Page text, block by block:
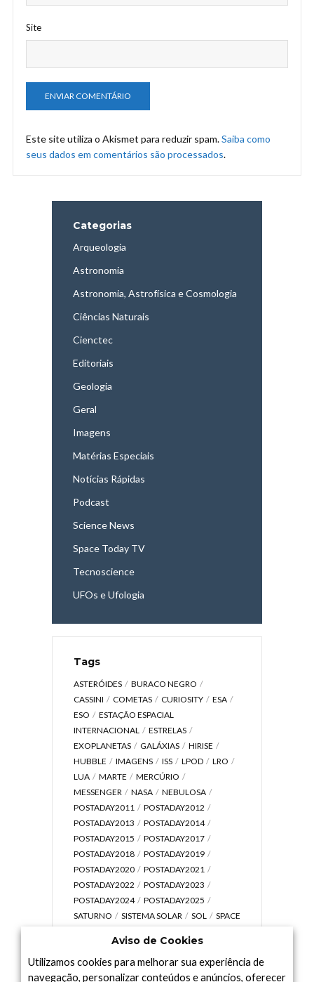
Site
Este site utiliza o Akismet para reduzir spam.Saiba como
seus dados em comentários são processados.
Categorias
Arqueologia
Astronomia
Astronomia, Astrofísica e Cosmologia
Ciências Naturais
Cienctec
Editoriais
Geologia
Geral
Imagens
Matérias Especiais
Notícias Rápidas
Podcast
Science News
Space Today TV
Tecnoscience
UFOs e Ufologia
Tags
ASTERÓIDES
BURACO NEGRO
CASSINI
COMETAS CURIOSITY
ESA
ESO
ESTAÇÃO ESPACIAL
INTERNACIONAL
ESTRELAS
EXOPLANETAS
GALÁXIAS
HIRISE
HUBBLE
IMAGENS ISS LPOD
LRO
LUA
MARTE
MERCÚRIO
MESSENGER
NASA
NEBULOSA
POSTADAY2011
POSTADAY2012
POSTADAY2013
POSTADAY2014
POSTADAY2015
POSTADAY2017
POSTADAY2018
POSTADAY2019
POSTADAY2020
POSTADAY2021
POSTADAY2022
POSTADAY2023
POSTADAY2024
POSTADAY2025
SATURNO
SISTEMA SOLAR SOL
SPACE
UNIVERSO
VÍDEO
Aviso de Cookies
Utilizamos cookies para melhorar sua experiência de
navegação, personalizar conteúdos e anúncios, oferecer